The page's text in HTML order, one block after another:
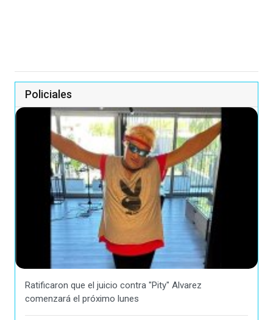
Policiales
Ratificaron que el juicio contra "Pity" Alvarez
comenzará el próximo lunes